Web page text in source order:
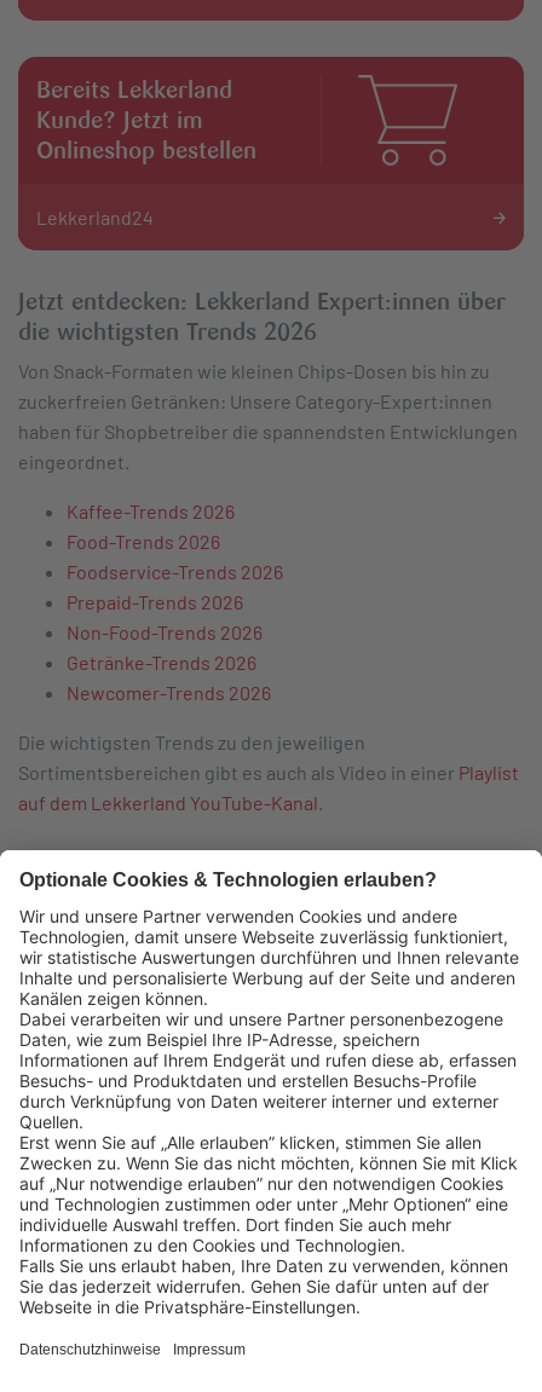
Bereits Lekkerland
Kunde? Jetzt im
Onlineshop bestellen
Lekkerland24
Jetzt entdecken: Lekkerland Expert:innen über
die wichtigsten Trends 2026
Von Snack-Formaten wie kleinen Chips-Dosen bis hin zu
zuckerfreien Getränken: Unsere Category-Expert:innen
haben für Shopbetreiber die spannendsten Entwicklungen
eingeordnet.
Kaffee-Trends 2026
Food-Trends 2026
Foodservice-Trends 2026
Prepaid-Trends 2026
Non-Food-Trends 2026
Getränke-Trends 2026
Newcomer-Trends 2026
Die wichtigsten Trends zu den jeweiligen
Sortimentsbereichen gibt es auch als Video in einer Playlist
auf dem Lekkerland YouTube-Kanal.
Das könnte Sie auch interessieren:
Lekkerland SE
50226 Frechen
Deutschland
+49 2234 1821-0
info@lekkerland.de